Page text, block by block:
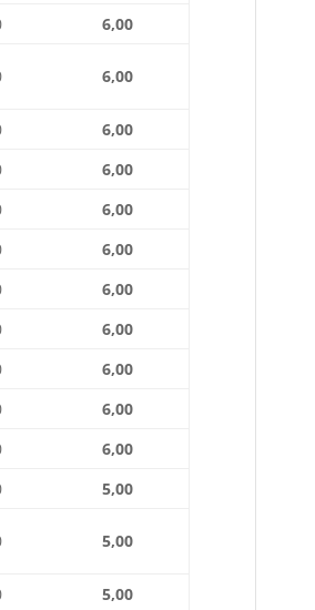
6,00
6,00
6,00
6,00
6,00
6,00
6,00
6,00
6,00
6,00
6,00
5,00
5,00
5,00